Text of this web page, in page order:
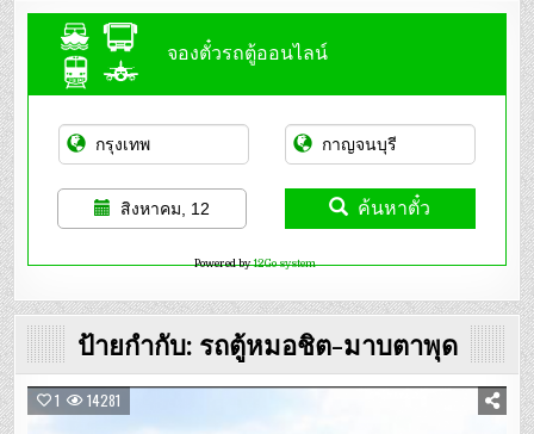
จองตั๋วรถตู้ออนไลน์
สิงหาคม, 12 ค้นหาตั๋ว
Powered by12Go system
ป้ายกำกับ: รถตู้หมอชิต-มาบตาพุด
1 14281